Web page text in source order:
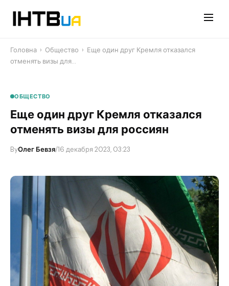
Головна › Общество › Еще один друг Кремля отказался
отменять визы для…
ОБЩЕСТВО
Еще один друг Кремля отказался
отменять визы для россиян
ByОлег Бевзя/16 декабря 2023, 03:23